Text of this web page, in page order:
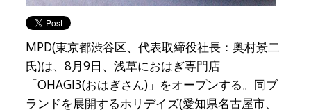
MPD(東京都渋谷区、代表取締役社長：奥村景二
氏)は、8月9日、浅草におはぎ専門店
「OHAGI3(おはぎさん)」をオープンする。同ブ
ランドを展開するホリデイズ(愛知県名古屋市、